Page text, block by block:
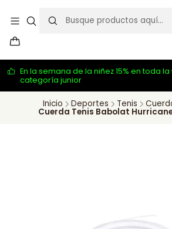
En la semana de la niñez 15% en toda
categoría junior
Inicio Deportes Tenis
Cuerda Tenis Babolat